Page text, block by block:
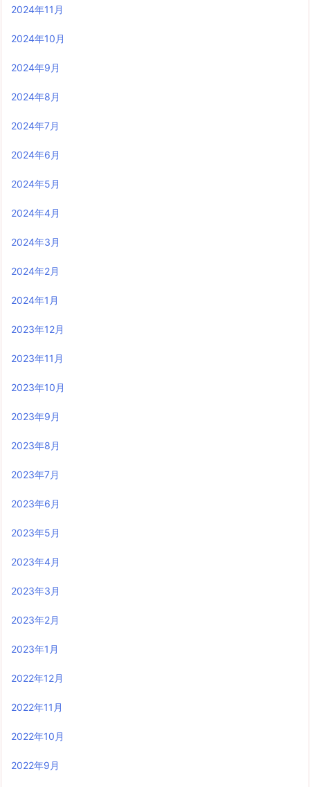
2024年11月
2024年10月
2024年9月
2024年8月
2024年7月
2024年6月
2024年5月
2024年4月
2024年3月
2024年2月
2024年1月
2023年12月
2023年11月
2023年10月
2023年9月
2023年8月
2023年7月
2023年6月
2023年5月
2023年4月
2023年3月
2023年2月
2023年1月
2022年12月
2022年11月
2022年10月
2022年9月